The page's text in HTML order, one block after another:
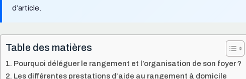
d’article.
Table des matières
Pourquoi déléguer le rangement et l’organisation de son foyer ?
Les différentes prestations d’aide au rangement à domicile